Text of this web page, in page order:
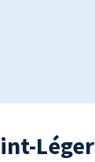
Léger